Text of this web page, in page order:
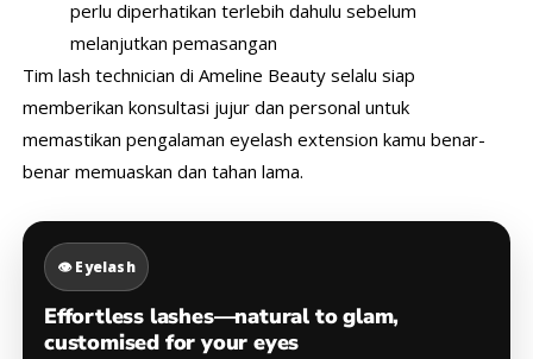
perlu diperhatikan terlebih dahulu sebelum
melanjutkan pemasangan
Tim lash technician di Ameline Beauty selalu siap
memberikan konsultasi jujur dan personal untuk
memastikan pengalaman eyelash extension kamu benar-
benar memuaskan dan tahan lama.
👁 Eyelash
Effortless lashes—natural to glam,
customised for your eyes